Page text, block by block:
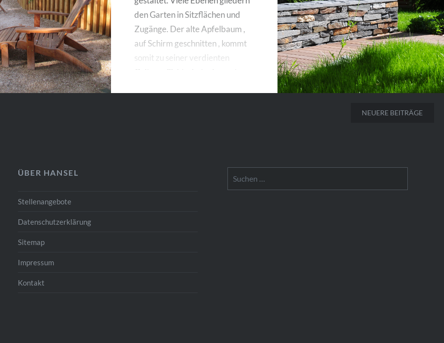
den Garten in Sitzflächen und
Zugänge. Der alte Apfelbaum ,
auf Schirm geschnitten , kommt
somit zu seiner verdienten
Geltung. Sichtschutzelemente
NEUERE BEITRÄGE
ÜBER HANSEL
Stellenangebote
Datenschutzerklärung
Sitemap
Impressum
Kontakt
nach: